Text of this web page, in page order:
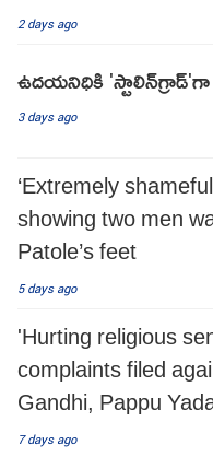
2 days ago
ఉదయనిధికి
3 days ago
‘Extremely
showing two men
Patole’s feet
5 days ago
'Hurting religious
complaints filed
Gandhi, Pappu
Mandir donation theft
7 days ago